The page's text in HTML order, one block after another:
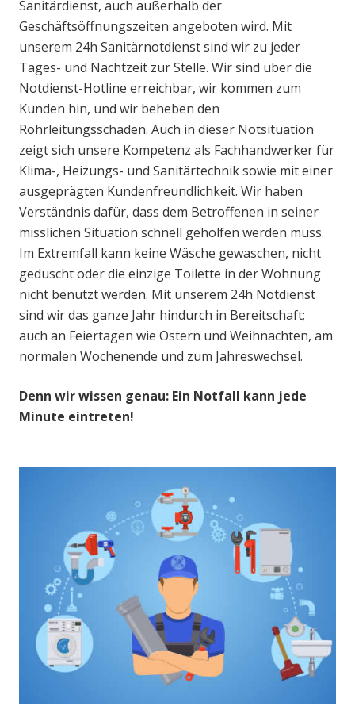
Sanitärdienst, auch außerhalb der
Geschäftsöffnungszeiten angeboten wird. Mit
unserem 24h Sanitärnotdienst sind wir zu jeder
Tages- und Nachtzeit zur Stelle. Wir sind über die
Notdienst-Hotline erreichbar, wir kommen zum
Kunden hin, und wir beheben den
Rohrleitungsschaden. Auch in dieser Notsituation
zeigt sich unsere Kompetenz als Fachhandwerker für
Klima-, Heizungs- und Sanitärtechnik sowie mit einer
ausgeprägten Kundenfreundlichkeit. Wir haben
Verständnis dafür, dass dem Betroffenen in seiner
misslichen Situation schnell geholfen werden muss.
Im Extremfall kann keine Wäsche gewaschen, nicht
geduscht oder die einzige Toilette in der Wohnung
nicht benutzt werden. Mit unserem 24h Notdienst
sind wir das ganze Jahr hindurch in Bereitschaft;
auch an Feiertagen wie Ostern und Weihnachten, am
normalen Wochenende und zum Jahreswechsel.
Denn wir wissen genau: Ein Notfall kann jede
Minute eintreten!